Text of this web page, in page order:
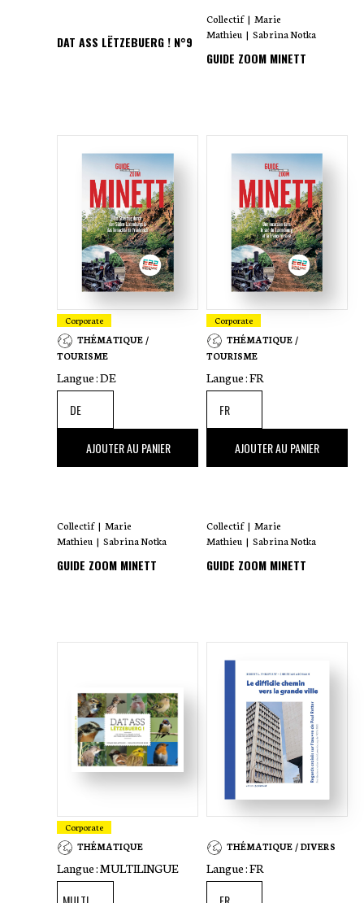
DAT ASS LËTZEBUERG ! N°9
Collectif | Marie
Mathieu | Sabrina Notka
GUIDE ZOOM MINETT
Corporate
THÉMATIQUE /
TOURISME
Langue :DE
,50 €AJOUTER AU PANIER
Collectif | Marie
Mathieu | Sabrina Notka
GUIDE ZOOM MINETT
Corporate
THÉMATIQUE /
TOURISME
Langue :FR
,50 €AJOUTER AU PANIER
Collectif | Marie
Mathieu | Sabrina Notka
GUIDE ZOOM MINETT
Corporate
THÉMATIQUE
Langue :MULTILINGUE
THÉMATIQUE / DIVERS
Langue :FR